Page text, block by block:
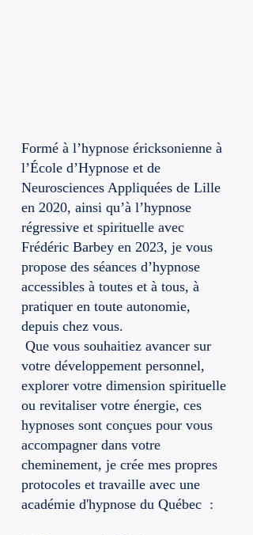
Formé à l’hypnose éricksonienne à
l’École d’Hypnose et de
Neurosciences Appliquées de Lille
en 2020, ainsi qu’à l’hypnose
régressive et spirituelle avec
Frédéric Barbey en 2023, je vous
propose des séances d’hypnose
accessibles à toutes et à tous, à
pratiquer en toute autonomie,
depuis chez vous.
Que vous souhaitiez avancer sur
votre développement personnel,
explorer votre dimension spirituelle
ou revitaliser votre énergie, ces
hypnoses sont conçues pour vous
accompagner dans votre
cheminement, je crée mes propres
protocoles et travaille avec une
académie d'hypnose du Québec :